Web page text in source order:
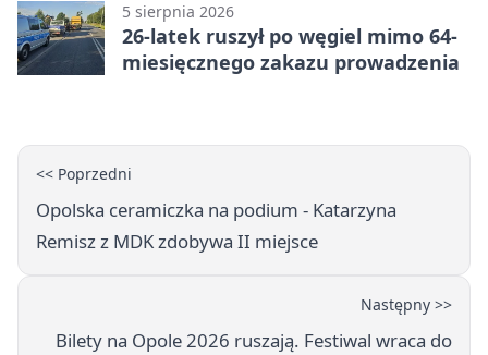
5 sierpnia 2026
26-latek ruszył po węgiel mimo 64-
miesięcznego zakazu prowadzenia
<< Poprzedni
Opolska ceramiczka na podium - Katarzyna
Remisz z MDK zdobywa II miejsce
Następny >>
Bilety na Opole 2026 ruszają. Festiwal wraca do